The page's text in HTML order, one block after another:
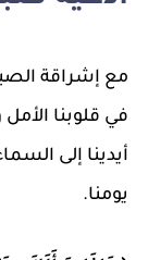
مع إشراقة
في قلوبنا الأمل
أيدينا إلى
يومنا.